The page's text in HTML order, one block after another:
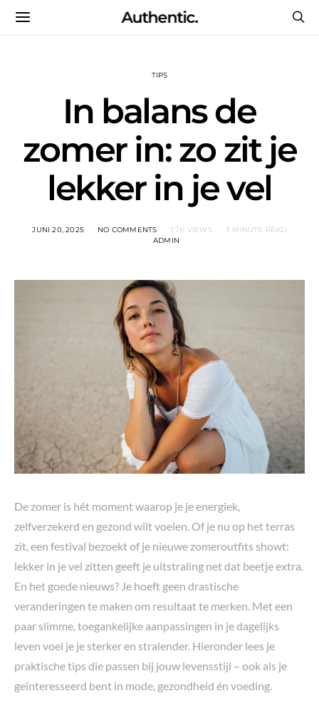
Authentic.
TIPS
In balans de
zomer in: zo zit je
lekker in je vel
JUNI 20, 2025 NO COMMENTS 1.7K VIEWS
3 MINUTE READ
ADMIN
De zomer is hét moment waarop je je energiek,
zelfverzekerd en gezond wilt voelen. Of je nu op het terras
zit, een festival bezoekt of je nieuwe zomeroutfits showt:
lekker in je vel zitten geeft je uitstraling net dat beetje extra.
En het goede nieuws? Je hoeft geen drastische
veranderingen te maken om resultaat te merken. Met een
paar slimme, toegankelijke aanpassingen in je dagelijks
leven voel je je sterker en stralender. Hieronder lees je
praktische tips die passen bij jouw levensstijl – ook als je
geïnteresseerd bent in mode, gezondheid én voeding.